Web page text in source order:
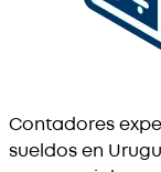
Contadores
sueldos en